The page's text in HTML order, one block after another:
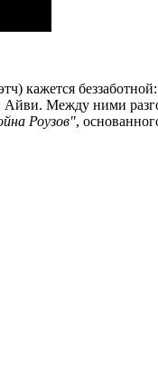
Между ними
Роузов",